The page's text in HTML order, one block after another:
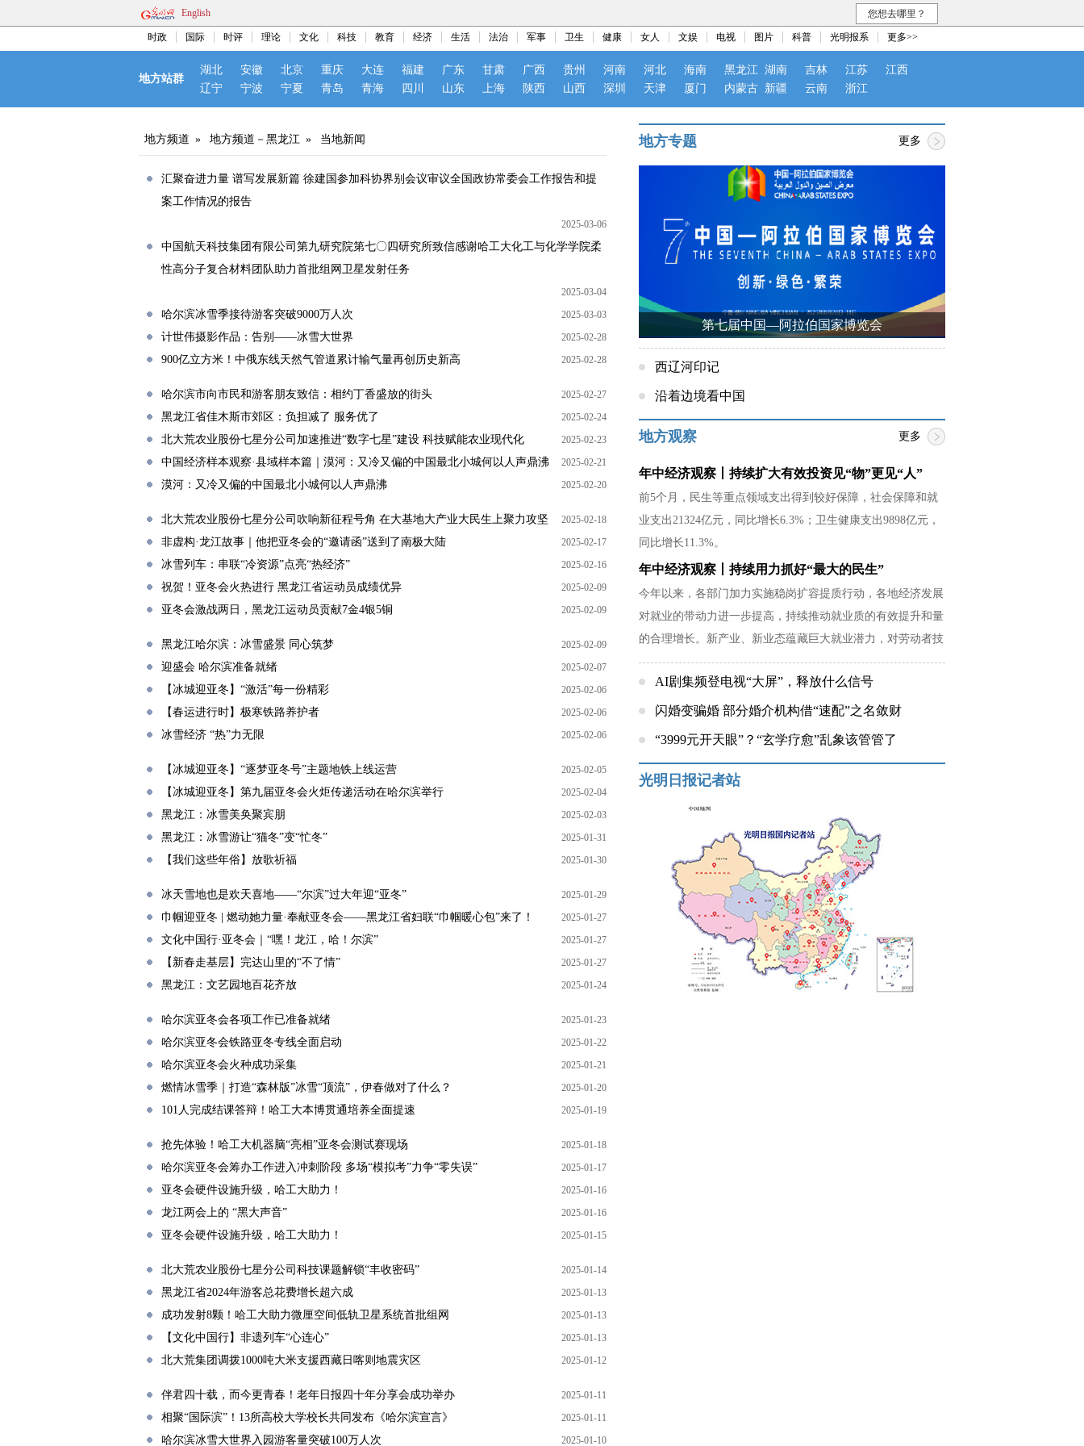
English 您想去哪里？
时政 国际 时评 理论 文化 科技 教育 经济 生活 法治 军事 卫生 健康 女人 文娱 电视 图片 科普 光明报系 更多>>
地方站群
湖北 安徽 北京 重庆 大连 福建 广东 甘肃 广西 贵州 河南 河北 海南 黑龙江 湖南 吉林 江苏
江西
辽宁
宁波 宁夏 青岛 青海 四川 山东 上海 陕西 山西 深圳 天津 厦门 内蒙古 新疆 云南 浙江
地方频道 » 地方频道－黑龙江 » 当地新闻
汇聚奋进力量 谱写发展新篇 徐建国参加科协界别会议审议全国政协常委会工作报告和提
案工作情况的报告
2025-03-06
中国航天科技集团有限公司第九研究院第七〇四研究所致信感谢哈工大化工与化学学院柔
性高分子复合材料团队助力首批组网卫星发射任务
2025-03-04
哈尔滨冰雪季接待游客突破9000万人次 2025-03-03
计世伟摄影作品：告别——冰雪大世界 2025-02-28
900亿立方米！中俄东线天然气管道累计输气量再创历史新高 2025-02-28
哈尔滨市向市民和游客朋友致信：相约丁香盛放的街头 2025-02-27
黑龙江省佳木斯市郊区：负担减了 服务优了 2025-02-24
北大荒农业股份七星分公司加速推进“数字七星”建设 科技赋能农业现代化 2025-02-23
中国经济样本观察·县域样本篇｜漠河：又冷又偏的中国最北小城何以人声鼎沸 2025-02-21
漠河：又冷又偏的中国最北小城何以人声鼎沸 2025-02-20
北大荒农业股份七星分公司吹响新征程号角 在大基地大产业大民生上聚力攻坚 2025-02-18
非虚构·龙江故事｜他把亚冬会的“邀请函”送到了南极大陆 2025-02-17
冰雪列车：串联“冷资源”点亮“热经济” 2025-02-16
祝贺！亚冬会火热进行 黑龙江省运动员成绩优异 2025-02-09
亚冬会激战两日，黑龙江运动员贡献7金4银5铜 2025-02-09
黑龙江哈尔滨：冰雪盛景 同心筑梦 2025-02-09
迎盛会 哈尔滨准备就绪 2025-02-07
【冰城迎亚冬】“激活”每一份精彩 2025-02-06
【春运进行时】极寒铁路养护者 2025-02-06
冰雪经济 “热”力无限 2025-02-06
【冰城迎亚冬】“逐梦亚冬号”主题地铁上线运营 2025-02-05
【冰城迎亚冬】第九届亚冬会火炬传递活动在哈尔滨举行 2025-02-04
黑龙江：冰雪美奂聚宾朋 2025-02-03
黑龙江：冰雪游让“猫冬”变“忙冬” 2025-01-31
【我们这些年俗】放歌祈福 2025-01-30
冰天雪地也是欢天喜地——“尔滨”过大年迎“亚冬” 2025-01-29
巾帼迎亚冬 | 燃动她力量·奉献亚冬会——黑龙江省妇联“巾帼暖心包”来了！ 2025-01-27
文化中国行·亚冬会｜“嘿！龙江，哈！尔滨” 2025-01-27
【新春走基层】完达山里的“不了情” 2025-01-27
黑龙江：文艺园地百花齐放 2025-01-24
哈尔滨亚冬会各项工作已准备就绪 2025-01-23
哈尔滨亚冬会铁路亚冬专线全面启动 2025-01-22
哈尔滨亚冬会火种成功采集 2025-01-21
燃情冰雪季｜打造“森林版”冰雪“顶流”，伊春做对了什么？ 2025-01-20
101人完成结课答辩！哈工大本博贯通培养全面提速 2025-01-19
抢先体验！哈工大机器脑“亮相”亚冬会测试赛现场 2025-01-18
哈尔滨亚冬会筹办工作进入冲刺阶段 多场“模拟考”力争“零失误” 2025-01-17
亚冬会硬件设施升级，哈工大助力！ 2025-01-16
龙江两会上的 “黑大声音” 2025-01-16
亚冬会硬件设施升级，哈工大助力！ 2025-01-15
北大荒农业股份七星分公司科技课题解锁“丰收密码” 2025-01-14
黑龙江省2024年游客总花费增长超六成 2025-01-13
成功发射8颗！哈工大助力微厘空间低轨卫星系统首批组网 2025-01-13
【文化中国行】非遗列车“心连心” 2025-01-13
北大荒集团调拨1000吨大米支援西藏日喀则地震灾区 2025-01-12
伴君四十载，而今更青春！老年日报四十年分享会成功举办 2025-01-11
相聚“国际滨”！13所高校大学校长共同发布《哈尔滨宣言》 2025-01-11
哈尔滨冰雪大世界入园游客量突破100万人次 2025-01-10
地方专题 更多
第七届中国—阿拉伯国家博览会
西辽河印记
沿着边境看中国
地方观察 更多
年中经济观察丨持续扩大有效投资见“物”更见“人”
前5个月，民生等重点领域支出得到较好保障，社会保障和就
业支出21324亿元，同比增长6.3%；卫生健康支出9898亿元，
同比增长11.3%。
年中经济观察丨持续用力抓好“最大的民生”
今年以来，各部门加力实施稳岗扩容提质行动，各地经济发展
对就业的带动力进一步提高，持续推动就业质的有效提升和量
的合理增长。新产业、新业态蕴藏巨大就业潜力，对劳动者技
能水平也提出了更高要求。
AI剧集频登电视“大屏”，释放什么信号
闪婚变骗婚 部分婚介机构借“速配”之名敛财
“3999元开天眼”？“玄学疗愈”乱象该管管了
光明日报记者站